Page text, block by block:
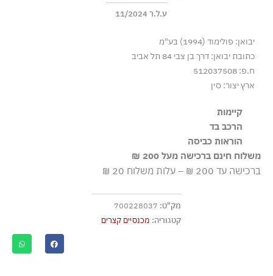
כהה
ע.ל.ר 11/2024
יבואן: פולימוד (1994) בע"מ
כתובת יבואן: דרך בן צבי 84 תל אביב
ח.פ: 512037508
ארץ יצור: סין
קיימות
סינתטיים בתוליים.
הרכב בד
100% פוליאמיד-ניילון
הוראות כביסה
כביסה עדינה במכונה עד ‎30°C
ללא חומרי הלבנה, ללא השריה
גיהוץ בחום נמוך
אסור לנקות בניקוי יבש
משלוח חינם ברכישה מעל 200 ₪
ברכישה עד 200 ₪ – עלות משלוח 20 ₪
מק"ט: 700228037
קטגוריה: מכנסיים קצרים